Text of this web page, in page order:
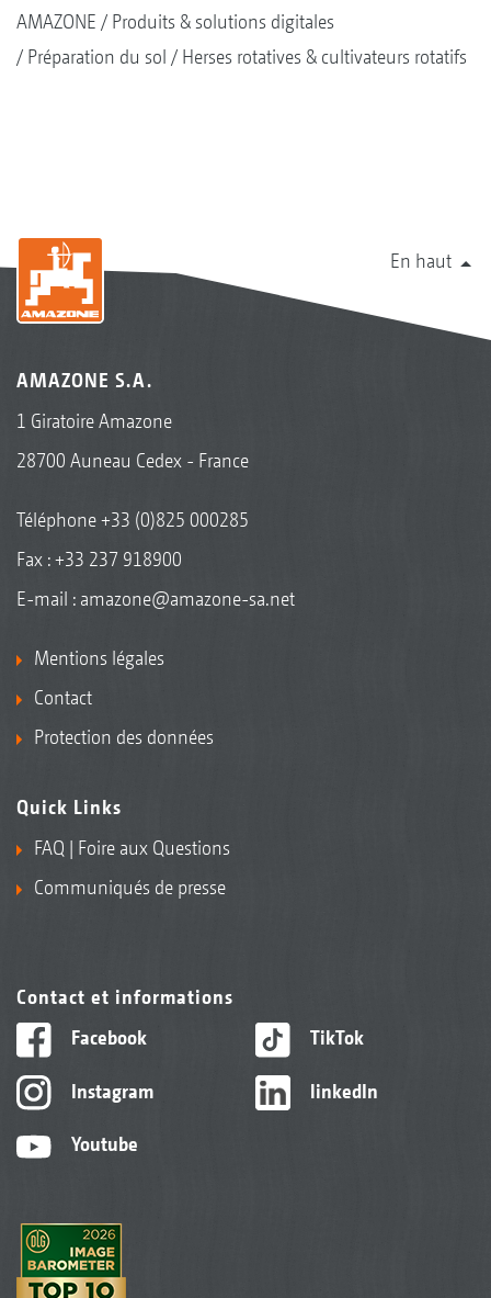
AMAZONE
Produits & solutions digitales
Préparation du sol
Herses rotatives & cultivateurs rotatifs
En haut
AMAZONE S.A.
1 Giratoire Amazone
28700 Auneau Cedex - France
Téléphone+33 (0)825 000285
Fax : +33 237 918900
E-mail : amazone@amazone-sa.net
Mentions légales
Contact
Protection des données
Quick Links
FAQ | Foire aux Questions
Communiqués de presse
Contact et informations
Facebook
Instagram
Youtube
TikTok
linkedIn